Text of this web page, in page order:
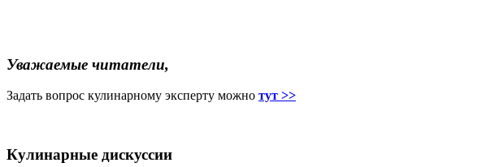
Уважаемые читатели,
Задать вопрос кулинарному эксперту можно тут >>
Кулинарные дискуссии